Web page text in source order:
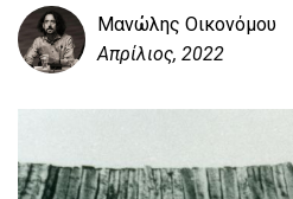
Μανώλης Οικονόμου
Απρίλιος, 2022